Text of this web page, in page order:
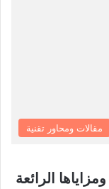
مقالات ومحاور تقنية
الرائعة